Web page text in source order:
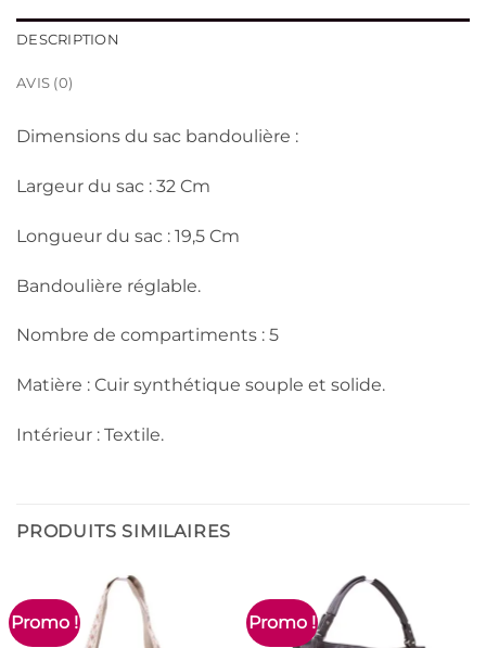
DESCRIPTION
AVIS (0)
Dimensions du sac bandoulière :
Largeur du sac : 32 Cm
Longueur du sac : 19,5 Cm
Bandoulière réglable.
Nombre de compartiments : 5
Matière : Cuir synthétique souple et solide.
Intérieur : Textile.
PRODUITS SIMILAIRES
Promo ! Promo !